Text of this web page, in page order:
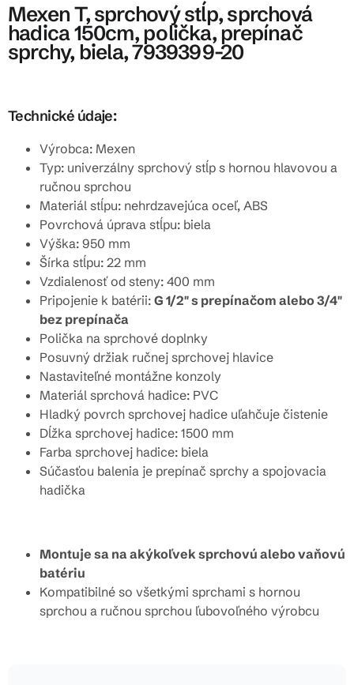
Mexen T, sprchový stĺp, sprchová
hadica 150cm, polička, prepínač
sprchy, biela, 7939399-20
Technické údaje:
Výrobca: Mexen
Typ: univerzálny sprchový stĺp s hornou hlavovou a
ručnou sprchou
Materiál stĺpu: nehrdzavejúca oceľ, ABS
Povrchová úprava stĺpu: biela
Výška: 950 mm
Šírka stĺpu: 22 mm
Vzdialenosť od steny: 400 mm
Pripojenie k batérii: G 1/2" s prepínačom alebo 3/4"
bez prepínača
Polička na sprchové doplnky
Posuvný držiak ručnej sprchovej hlavice
Nastaviteľné montážne konzoly
Materiál sprchová hadice: PVC
Hladký povrch sprchovej hadice uľahčuje čistenie
Dĺžka sprchovej hadice: 1500 mm
Farba sprchovej hadice: biela
Súčasťou balenia je prepínač sprchy a spojovacia
hadička
Montuje sa na akýkoľvek sprchovú alebo vaňovú
batériu
Kompatibilné so všetkými sprchami s hornou
sprchou a ručnou sprchou ľubovoľného výrobcu